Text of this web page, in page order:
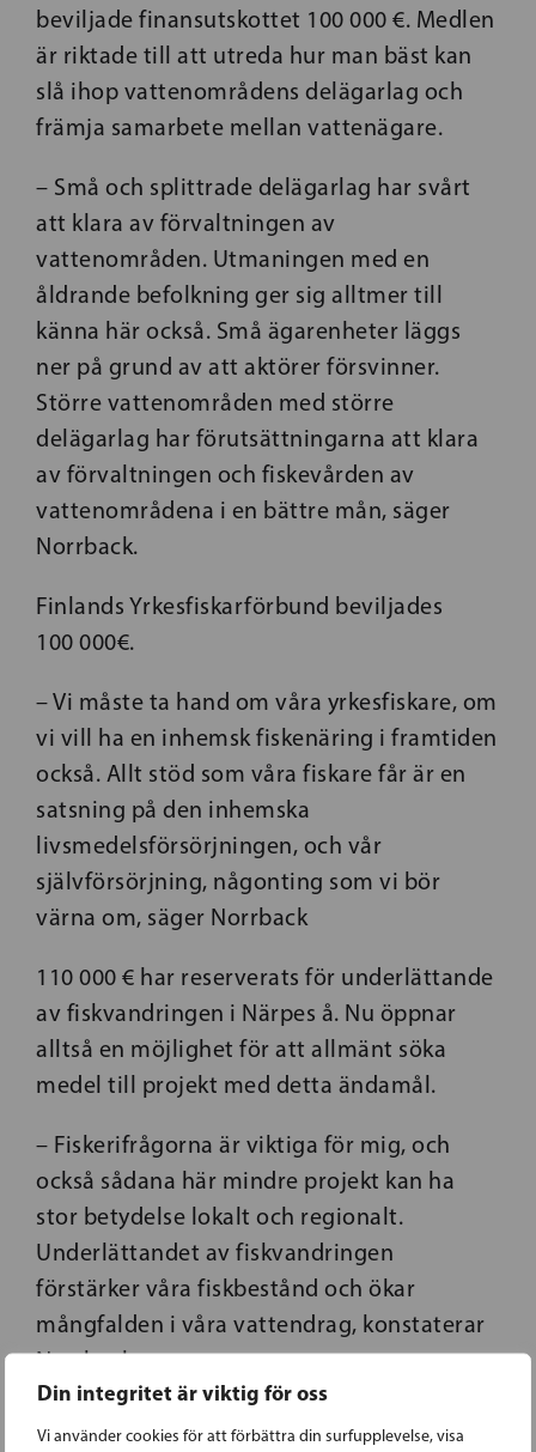
Din integritet är viktig för oss
Vi använder cookies för att förbättra din surfupplevelse, visa
beviljade finansutskottet 100 000 €. Medlen
är riktade till att utreda hur man bäst kan
slå ihop vattenområdens delägarlag och
främja samarbete mellan vattenägare.
– Små och splittrade delägarlag har svårt
att klara av förvaltningen av
vattenområden. Utmaningen med en
åldrande befolkning ger sig alltmer till
känna här också. Små ägarenheter läggs
ner på grund av att aktörer försvinner.
Större vattenområden med större
delägarlag har förutsättningarna att klara
av förvaltningen och fiskevården av
vattenområdena i en bättre mån, säger
Norrback.
Finlands Yrkesfiskarförbund beviljades
100 000€.
– Vi måste ta hand om våra yrkesfiskare, om
vi vill ha en inhemsk fiskenäring i framtiden
också. Allt stöd som våra fiskare får är en
satsning på den inhemska
livsmedelsförsörjningen, och vår
självförsörjning, någonting som vi bör
värna om, säger Norrback
110 000 € har reserverats för underlättande
av fiskvandringen i Närpes å. Nu öppnar
alltså en möjlighet för att allmänt söka
medel till projekt med detta ändamål.
– Fiskerifrågorna är viktiga för mig, och
också sådana här mindre projekt kan ha
stor betydelse lokalt och regionalt.
Underlättandet av fiskvandringen
förstärker våra fiskbestånd och ökar
mångfalden i våra vattendrag, konstaterar
Norrback.